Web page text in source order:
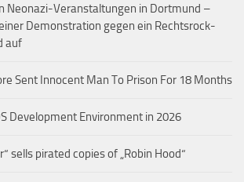
Neonazi-Veranstaltungen in Dortmund –
Demonstration gegen ein Rechtsrock-
auf
Sent Innocent Man To Prison For 18 Months
Development Environment in 2026
sells pirated copies of „Robin Hood“